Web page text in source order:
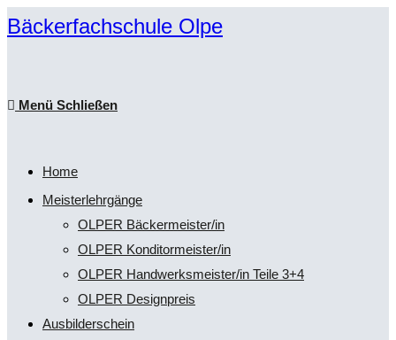
Zum
Bäckerfachschule Olpe
Menü Schließen
Home
Meisterlehrgänge
OLPER Bäckermeister/in
OLPER Konditormeister/in
OLPER Handwerksmeister/in Teile 3+4
OLPER Designpreis
Ausbilderschein